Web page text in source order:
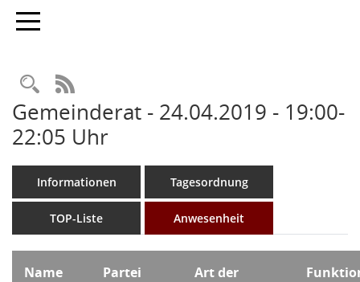
Toggle navigation
Rechercheauswahl
RSS-Feed
Gemeinderat - 24.04.2019 - 19:00-
22:05 Uhr
Informationen Tagesordnung
TOP-Liste Anwesenheit
Name Partei
Art der